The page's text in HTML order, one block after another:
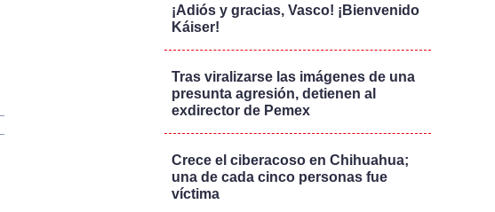
¡Adiós y gracias, Vasco! ¡Bienvenido
Káiser!
Tras viralizarse las imágenes de una
presunta agresión, detienen al
exdirector de Pemex
Crece el ciberacoso en Chihuahua;
una de cada cinco personas fue
víctima